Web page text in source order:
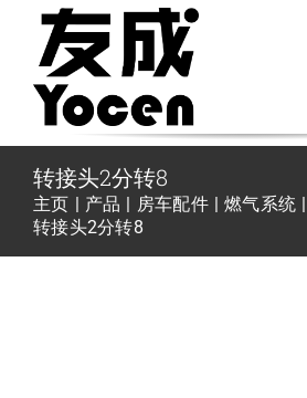
首页
关于我们
转接头2分转8
主页 产品 房车配件 燃气系统
转接头2分转8